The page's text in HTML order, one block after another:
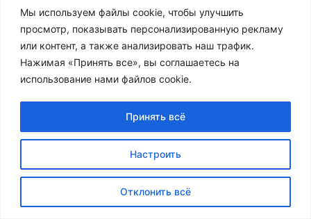
Мы используем файлы cookie, чтобы улучшить
просмотр, показывать персонализированную рекламу
или контент, а также анализировать наш трафик.
Нажимая «Принять все», вы соглашаетесь на
использование нами файлов cookie.
Настроить
Отклонить всё
Принять всё
пространстве и позволяет лучше различить весь
силуэт здания на фоне ночного неба. Это – целое